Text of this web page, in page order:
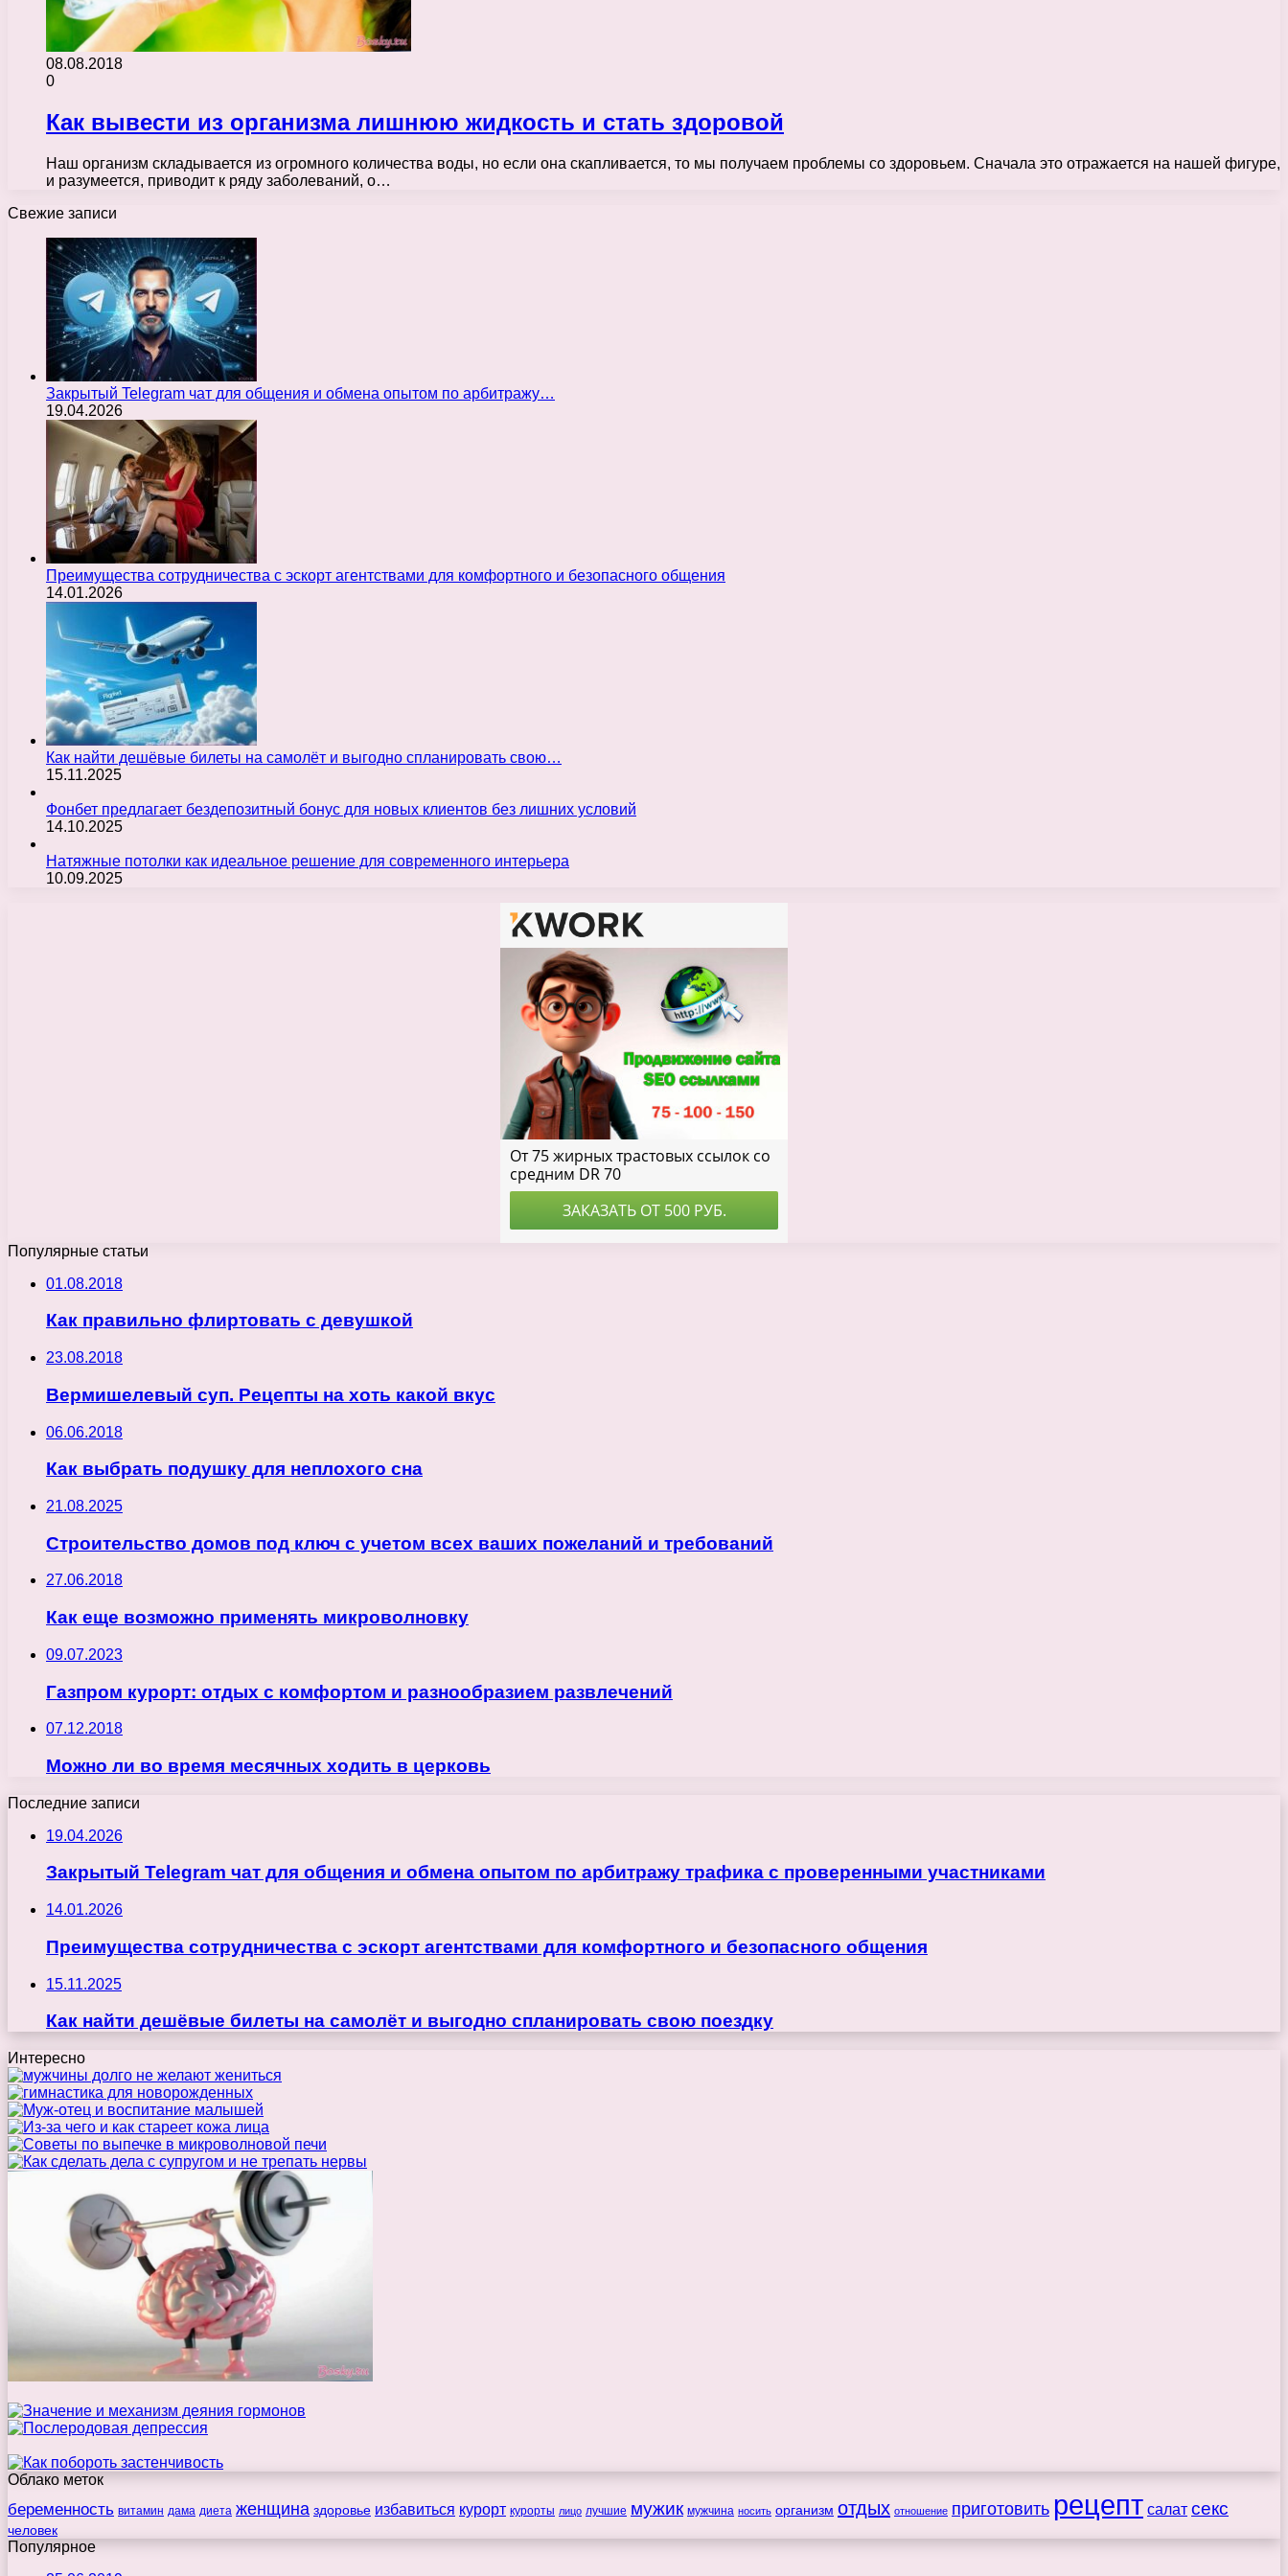
08.08.2018
0
Как вывести из организма лишнюю жидкость и стать здоровой
Наш организм складывается из огромного количества воды, но если она скапливается, то мы получаем проблемы со здоровьем. Сначала это отражается на нашей фигуре,
и разумеется, приводит к ряду заболеваний, о…
Свежие записи
Закрытый Telegram чат для общения и обмена опытом по арбитражу…
19.04.2026
Преимущества сотрудничества с эскорт агентствами для комфортного и безопасного общения
14.01.2026
Как найти дешёвые билеты на самолёт и выгодно спланировать свою…
15.11.2025
Фонбет предлагает бездепозитный бонус для новых клиентов без лишних условий
14.10.2025
Натяжные потолки как идеальное решение для современного интерьера
10.09.2025
Популярные статьи
01.08.2018
Как правильно флиртовать с девушкой
23.08.2018
Вермишелевый суп. Рецепты на хоть какой вкус
06.06.2018
Как выбрать подушку для неплохого сна
21.08.2025
Строительство домов под ключ с учетом всех ваших пожеланий и требований
27.06.2018
Как еще возможно применять микроволновку
09.07.2023
Газпром курорт: отдых с комфортом и разнообразием развлечений
07.12.2018
Можно ли во время месячных ходить в церковь
Последние записи
19.04.2026
Закрытый Telegram чат для общения и обмена опытом по арбитражу трафика с проверенными участниками
14.01.2026
Преимущества сотрудничества с эскорт агентствами для комфортного и безопасного общения
15.11.2025
Как найти дешёвые билеты на самолёт и выгодно спланировать свою поездку
Интересно
Облако меток
беременность витамин дама диета женщина здоровье избавиться курорт курорты лицо лучшие мужик мужчина носить организм отдых отношение приготовить рецепт салат секс
человек
Популярное